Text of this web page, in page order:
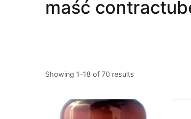
maść
Showing 1–18 of 70 results